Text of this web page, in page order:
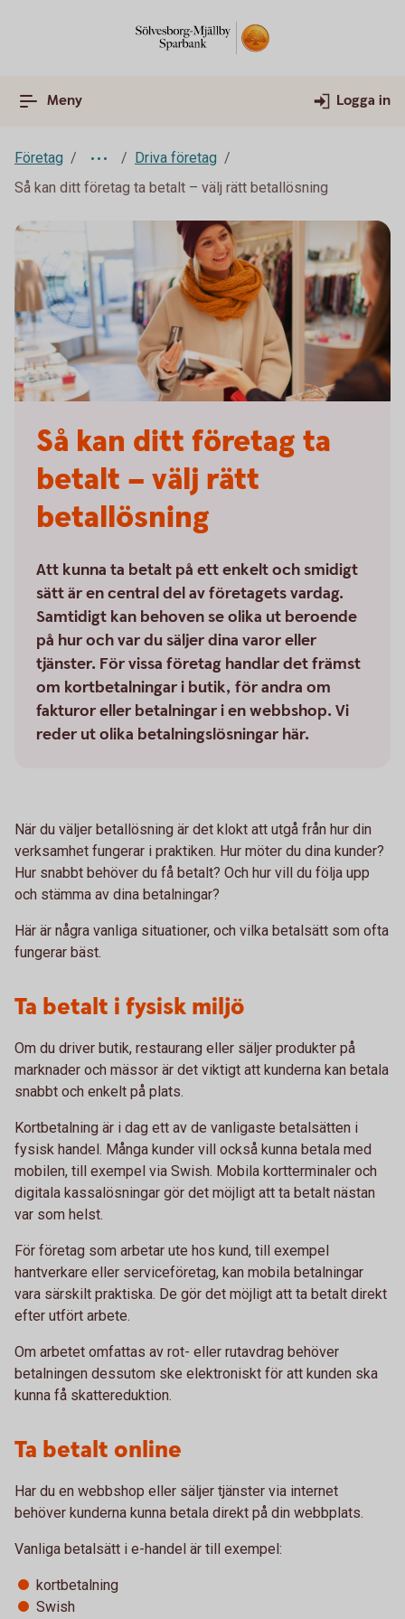
Meny Logga in
Företag
Driva företag
Så kan ditt företag ta betalt – välj rätt betallösning
Så kan ditt företag ta
betalt – välj rätt
betallösning
Att kunna ta betalt på ett enkelt och smidigt
sätt är en central del av företagets vardag.
Samtidigt kan behoven se olika ut beroende
på hur och var du säljer dina varor eller
tjänster. För vissa företag handlar det främst
om kortbetalningar i butik, för andra om
fakturor eller betalningar i en webbshop. Vi
reder ut olika betalningslösningar här.
När du väljer betallösning är det klokt att utgå från hur din
verksamhet fungerar i praktiken. Hur möter du dina kunder?
Hur snabbt behöver du få betalt? Och hur vill du följa upp
och stämma av dina betalningar?
Här är några vanliga situationer, och vilka betalsätt som ofta
fungerar bäst.
Ta betalt i fysisk miljö
Om du driver butik, restaurang eller säljer produkter på
marknader och mässor är det viktigt att kunderna kan betala
snabbt och enkelt på plats.
Kortbetalning är i dag ett av de vanligaste betalsätten i
fysisk handel. Många kunder vill också kunna betala med
mobilen, till exempel via Swish. Mobila kortterminaler och
digitala kassalösningar gör det möjligt att ta betalt nästan
var som helst.
För företag som arbetar ute hos kund, till exempel
hantverkare eller serviceföretag, kan mobila betalningar
vara särskilt praktiska. De gör det möjligt att ta betalt direkt
efter utfört arbete.
Om arbetet omfattas av rot- eller rutavdrag behöver
betalningen dessutom ske elektroniskt för att kunden ska
kunna få skattereduktion.
Ta betalt online
Har du en webbshop eller säljer tjänster via internet
behöver kunderna kunna betala direkt på din webbplats.
Vanliga betalsätt i e-handel är till exempel:
kortbetalning
Swish